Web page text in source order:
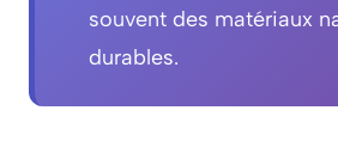
souvent des matériaux
durables.